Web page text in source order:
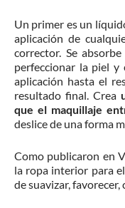
Un primer es un
aplicación de
corrector. Se
perfeccionar la piel y
aplicación hasta el
resultado final. Crea
que el maquillaje
deslice de una forma
Como publicaron en
la ropa interior para
de suavizar,